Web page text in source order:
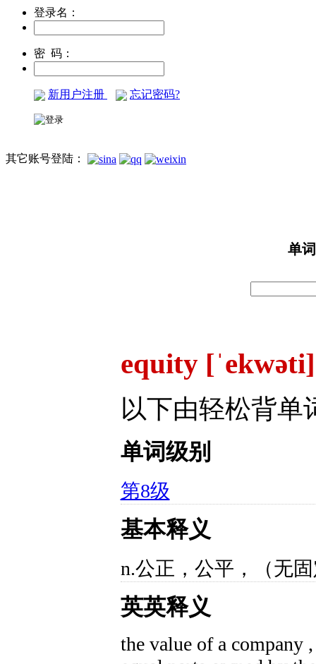
登录名：
密 码：
新用户注册 忘记密码?
其它账号登陆：
单
equity
以下由轻松背单
单词级别
第8级
基本释义
n.公正，公平，（无
英英释义
the value of a